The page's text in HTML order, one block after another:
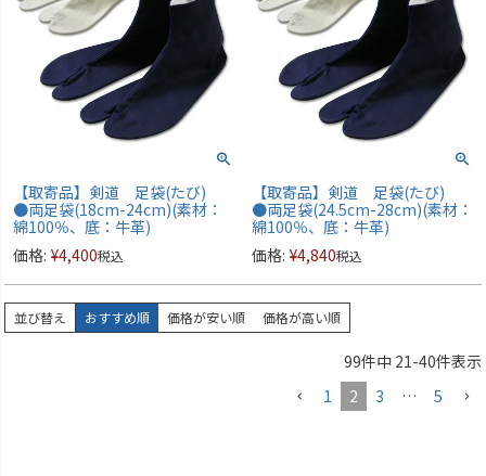
【取寄品】剣道 足袋(たび)
●両足袋(18cm-24cm)(素材：
綿100％、底：牛革)
価格: ¥4,400税込
【取寄品】剣道 足袋(たび)
●両足袋(24.5cm-28cm)(素材：
綿100％、底：牛革)
価格: ¥4,840税込
並び替え おすすめ順 価格が安い順 価格が高い順
99件中 21-40件表示
1
2 3 … 5